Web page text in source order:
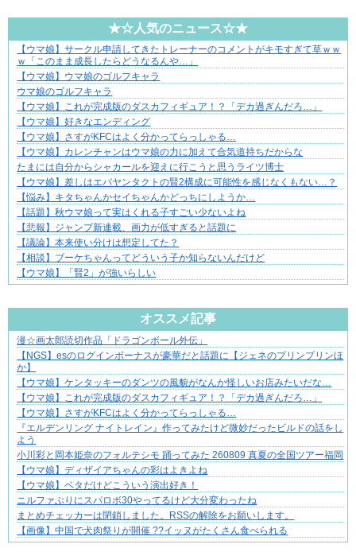
★☆人気のニュース☆★
1420gの娘がくれた“生きる力”。
【ウマ娘】サークル申請してきたトレーナーのコメントがキモすぎて草ｗｗ
ｗ「このまま成長したらどうなるんや…」
【ウマ娘】ウマ娘のゴルフキャラ
ウマ娘のゴルフキャラ
【ウマ娘】これが完成版のダスカフィギュア！？「デカ過ぎんだろ…」
【ウマ娘】好きなエンディング
【ウマ娘】さすがKFCはよく分かってらっしゃる…
【ウマ娘】カレンチャンはウマ娘の力に加えて合気道持ちだからな
たまには自分からシャカールを迎えに行こうと思うライツ博士
【ウマ娘】差しはエバヤンタクトの賢2構成に可能性を感じなくもない…？
【悩み】キタちゃんかセイちゃんかどっちにしようか…
【話題】秋ウマ娘って実はくれる子すごい少ないよね
【悲報】ジャンプ新連載、画力が低すぎると話題に
【議論】本来使い分けは想定してた？
【相談】ブーケちゃんってどういう子か知らないんだけど
【ウマ娘】「賢2」が強いらしい
オススメ記事
共感必至の“日常修羅場”短編集！
漫☆画太郎読切作品「ドラゴンボール外伝」
【NGS】esのログインボーナスが豪華だと話題に【ジェネのプリンプリンほ
か】
【ウマ娘】ケンタッキーのダンツの風貌がなんか怪しいお店みたいだな…
【ウマ娘】これが完成版のダスカフィギュア！？「デカ過ぎんだろ…」
【ウマ娘】さすがKFCはよく分かってらっしゃる…
『エルデンリング ナイトレイン』作ってみたけど微妙だったビルドの話をし
よう
小川彩と岡本姫奈のフォルテシモ 踊ってみた 260809 真夏の全国ツアー福岡
【ウマ娘】ディザイアちゃんの彩はよきよね
【ウマ娘】ベタだけどこういう演出好き！
ニルファぶりにスパロボ30やってるけど大分変わったね
まとめチェッカーは閉鎖しました。RSSの解除をお願いします。
【画像】中国で犬肉祭りが開催 ??イッヌがたくさん食べられる